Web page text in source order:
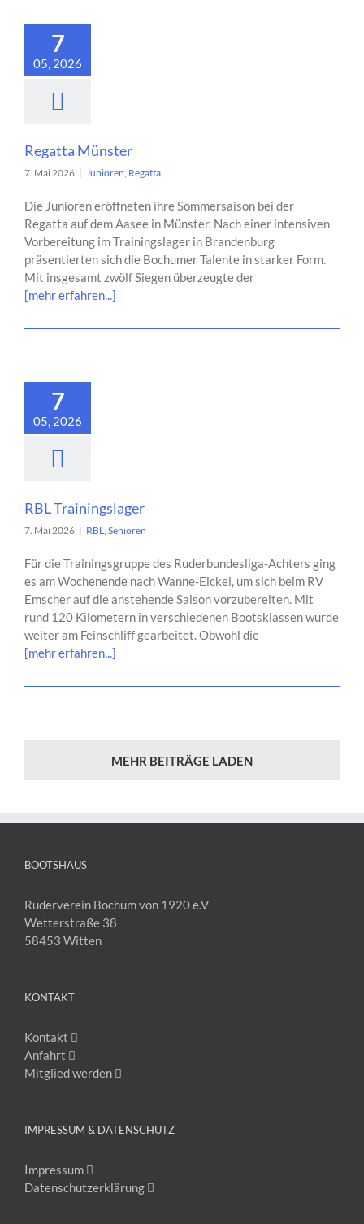
7
05, 2026
Regatta Münster
7. Mai 2026 | Junioren, Regatta
Die Junioren eröffneten ihre Sommersaison bei der
Regatta auf dem Aasee in Münster. Nach einer intensiven
Vorbereitung im Trainingslager in Brandenburg
präsentierten sich die Bochumer Talente in starker Form.
Mit insgesamt zwölf Siegen überzeugte der
[mehr erfahren...]
7
05, 2026
RBL Trainingslager
7. Mai 2026 | RBL, Senioren
Für die Trainingsgruppe des Ruderbundesliga-Achters ging
es am Wochenende nach Wanne-Eickel, um sich beim RV
Emscher auf die anstehende Saison vorzubereiten. Mit
rund 120 Kilometern in verschiedenen Bootsklassen wurde
weiter am Feinschliff gearbeitet. Obwohl die
[mehr erfahren...]
MEHR BEITRÄGE LADEN
BOOTSHAUS
Ruderverein Bochum von 1920 e.V
Wetterstraße 38
58453 Witten
KONTAKT
Kontakt
Anfahrt
Mitglied werden
IMPRESSUM & DATENSCHUTZ
Impressum
Datenschutzerklärung